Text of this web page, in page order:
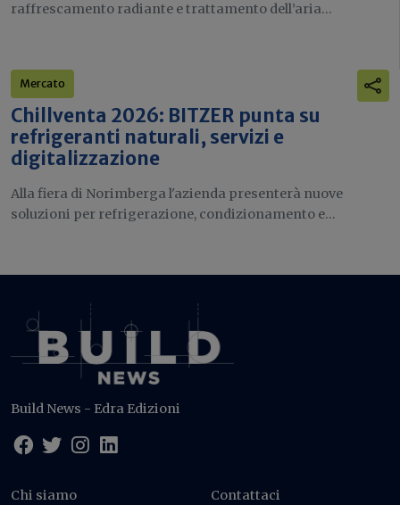
raffrescamento radiante e trattamento dell’aria...
Mercato
Chillventa 2026: BITZER punta su
refrigeranti naturali, servizi e
digitalizzazione
Alla fiera di Norimberga l'azienda presenterà nuove
soluzioni per refrigerazione, condizionamento e...
Build News - Edra Edizioni
Chi siamo Contattaci